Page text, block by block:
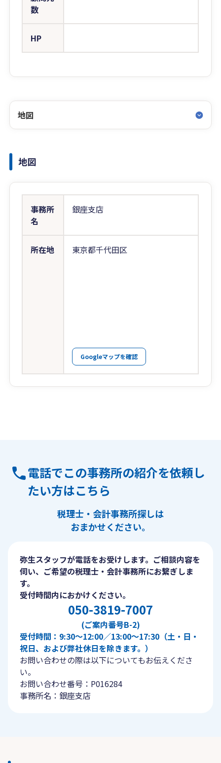
数
HP
地図
地図
事務所
名
銀座支店
所在地 東京都千代田区
Googleマップを確認
電話でこの事務所の紹介を依頼し
たい方はこちら
税理士・会計事務所探しは
おまかせください。
弥生スタッフが電話をお受けします。ご相談内容を
伺い、ご希望の税理士・会計事務所にお繋ぎしま
す。
受付時間内におかけください。
050-3819-7007
(ご案内番号B-2)
受付時間：9:30〜12:00／13:00〜17:30（土・日・
祝日、および弊社休日を除きます。）
お問い合わせの際は以下についてもお伝えくださ
い。
お問い合わせ番号：P016284
事務所名：銀座支店